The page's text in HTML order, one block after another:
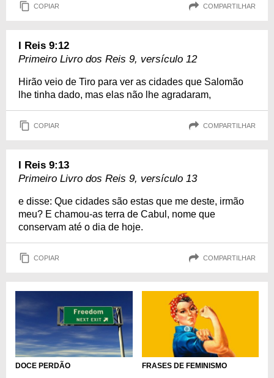
COPIAR COMPARTILHAR
I Reis 9:12
Primeiro Livro dos Reis 9, versículo 12
Hirão veio de Tiro para ver as cidades que Salomão
lhe tinha dado, mas elas não lhe agradaram,
COPIAR COMPARTILHAR
I Reis 9:13
Primeiro Livro dos Reis 9, versículo 13
e disse: Que cidades são estas que me deste, irmão
meu? E chamou-as terra de Cabul, nome que
conservam até o dia de hoje.
COPIAR COMPARTILHAR
DOCE PERDÃO FRASES DE FEMINISMO